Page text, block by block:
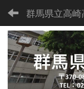
群馬県立高